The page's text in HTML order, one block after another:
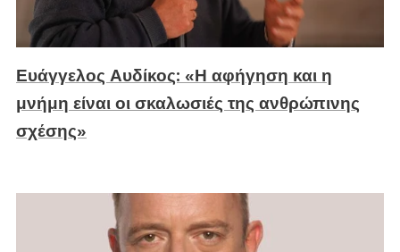
Ευάγγελος Αυδίκος: «Η αφήγηση και η
μνήμη είναι οι σκαλωσιές της ανθρώπινης
σχέσης»